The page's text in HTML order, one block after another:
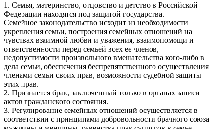
1. Семья, материнство, отцовство и детство в Российской
Федерации находятся под защитой государства.
Семейное законодательство исходит из необходимости
укрепления семьи, построения семейных отношений на
чувствах взаимной любви и уважения, взаимопомощи и
ответственности перед семьей всех ее членов,
недопустимости произвольного вмешательства кого-либо в
дела семьи, обеспечения беспрепятственного осуществления
членами семьи своих прав, возможности судебной защиты
этих прав.
2. Признается брак, заключенный только в органах записи
актов гражданского состояния.
3. Регулирование семейных отношений осуществляется в
соответствии с принципами добровольности брачного союза